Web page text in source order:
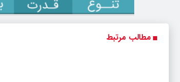
مطالب مرتبط